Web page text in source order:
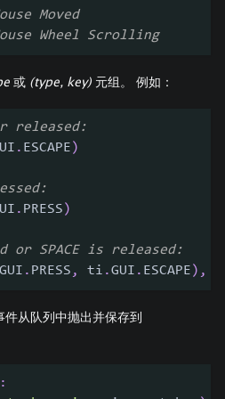
Moved
Wheel Scrolling
或 (type, key) 元组。 例如：
released:
. ESCAPE )
. PRESS )
or SPACE is released:
GUI . PRESS , ti .GUI . ESCAPE ) ,
件从队列中抛出并保存到
: